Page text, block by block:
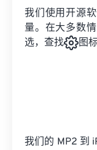
我们使用开源
量。在大多数
选，查找
图
我们的 MP2 到